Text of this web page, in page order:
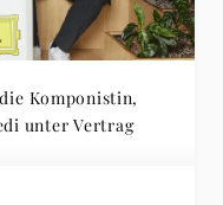
Komponistin,
unter Vertrag